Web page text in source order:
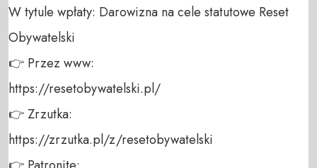
W tytule wpłaty: Darowizna na cele statutowe Reset
Obywatelski
👉 Przez www:
https://resetobywatelski.pl/
👉 Zrzutka:
https://zrzutka.pl/z/resetobywatelski